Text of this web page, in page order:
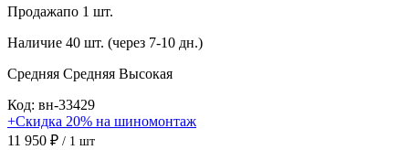
Продажапо 1 шт.
Наличие 40 шт. (через 7-10 дн.)
Средняя Средняя Высокая
Код: вн-33429
+Скидка 20% на шиномонтаж
11 950 ₽ / 1 шт